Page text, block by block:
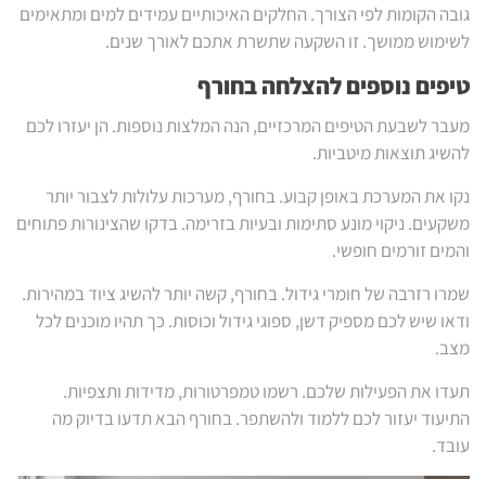
גובה הקומות לפי הצורך. החלקים האיכותיים עמידים למים ומתאימים
לשימוש ממושך. זו השקעה שתשרת אתכם לאורך שנים.
טיפים נוספים להצלחה בחורף
מעבר לשבעת הטיפים המרכזיים, הנה המלצות נוספות. הן יעזרו לכם
להשיג תוצאות מיטביות.
נקו את המערכת באופן קבוע. בחורף, מערכות עלולות לצבור יותר
משקעים. ניקוי מונע סתימות ובעיות בזרימה. בדקו שהצינורות פתוחים
והמים זורמים חופשי.
שמרו רזרבה של חומרי גידול. בחורף, קשה יותר להשיג ציוד במהירות.
ודאו שיש לכם מספיק דשן, ספוגי גידול וכוסות. כך תהיו מוכנים לכל
מצב.
תעדו את הפעילות שלכם. רשמו טמפרטורות, מדידות ותצפיות.
התיעוד יעזור לכם ללמוד ולהשתפר. בחורף הבא תדעו בדיוק מה
עובד.